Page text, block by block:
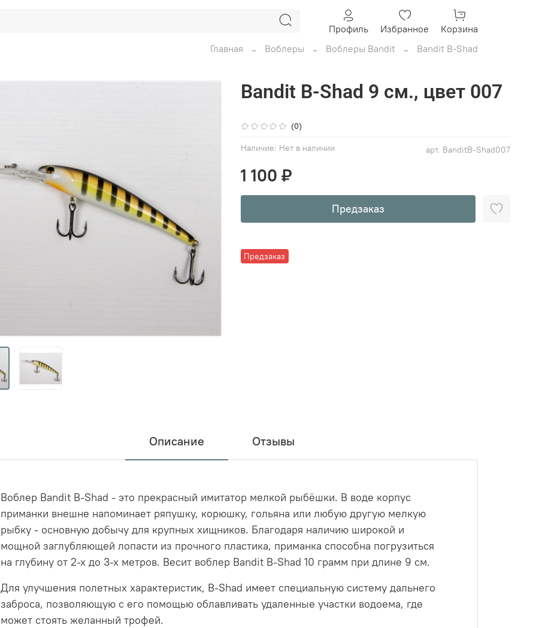
Профиль Избранное
Корзина
Главная
Воблеры Воблеры Bandit Bandit B-Shad
(0)
арт. BanditB-Shad007
Наличие: Нет в наличии
Предзаказ
Bandit B-Shad 9 см., цвет 007
1 100 ₽
Предзаказ
Описание Отзывы
Воблер Bandit B-Shad - это прекрасный имитатор мелкой рыбёшки. В воде корпус
приманки внешне напоминает ряпушку, корюшку, гольяна или любую другую мелкую
рыбку - основную добычу для крупных хищников. Благодаря наличию широкой и
мощной заглубляющей лопасти из прочного пластика, приманка способна погрузиться
на глубину от 2-х до 3-х метров. Весит воблер Bandit B-Shad 10 грамм при длине 9 см.
Для улучшения полетных характеристик, B-Shad имеет специальную систему дальнего
заброса, позволяющую с его помощью облавливать удаленные участки водоема, где
может стоять желанный трофей.